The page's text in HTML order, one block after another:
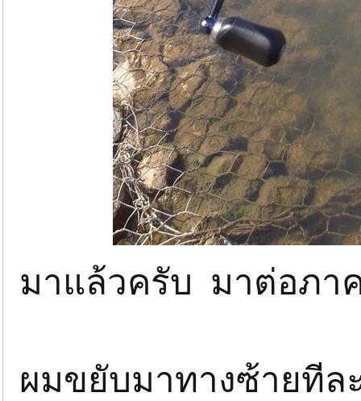
มาแล้วครับ มาต่อภา
ผมขยับมาทางซ้ายทีล